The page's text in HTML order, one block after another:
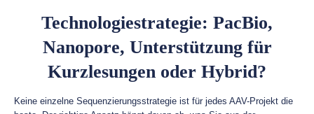
Technologiestrategie: PacBio,
Nanopore, Unterstützung für
Kurzlesungen oder Hybrid?
Keine einzelne Sequenzierungsstrategie ist für jedes AAV-Projekt die